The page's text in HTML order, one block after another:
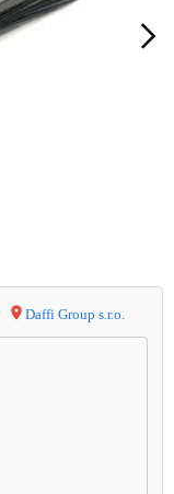
Daffi Group s.r.o.